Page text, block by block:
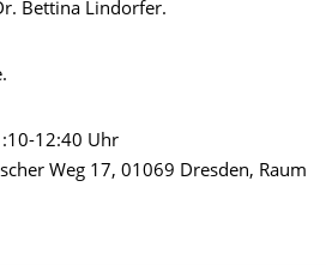
Bettina Lindorfer.
12:40 Uhr
Weg 17, 01069 Dresden, Raum